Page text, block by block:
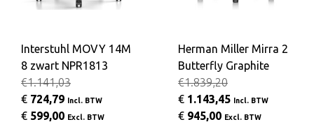
Interstuhl MOVY 14M
8 zwart NPR1813
€1.141,03
€ 724,79 Incl. BTW
€ 599,00 Excl. BTW
Herman Miller Mirra 2
Butterfly Graphite
€1.839,20
€ 1.143,45 Incl. BTW
€ 945,00 Excl. BTW